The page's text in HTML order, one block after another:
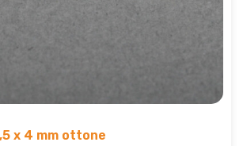
x 4 mm ottone